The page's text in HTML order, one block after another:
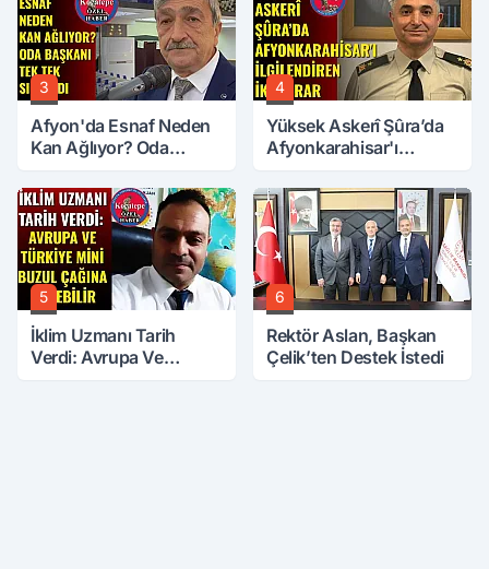
3
Afyon'da Esnaf Neden
Kan Ağlıyor? Oda
4
Yüksek Askerî Şûra’da
Afyonkarahisar'ı
5
İklim Uzmanı Tarih
Verdi: Avrupa Ve
6
Rektör Aslan, Başkan
Çelik’ten Destek İstedi